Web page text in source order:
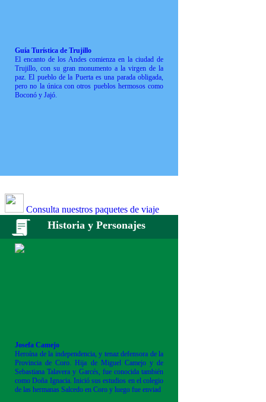
Guía Turística de Trujillo
El encanto de los Andes comienza en la ciudad de
Trujillo, con su gran monumento a la virgen de la
paz. El pueblo de la Puerta es una parada obligada,
pero no la única con otros pueblos hermosos como
Boconó y Jajó.
Consulta nuestros paquetes de viaje
Historia y Personajes
Josefa Camejo
Heroína de la independencia, y tenaz defensora de la
Provincia de Coro. Hija de Miguel Camejo y de
Sebastiana Talavera y Garcés, fue conocida también
como Doña Ignacia. Inició sus estudios en el colegio
de las hermanas Salcedo en Coro y luego fue enviad